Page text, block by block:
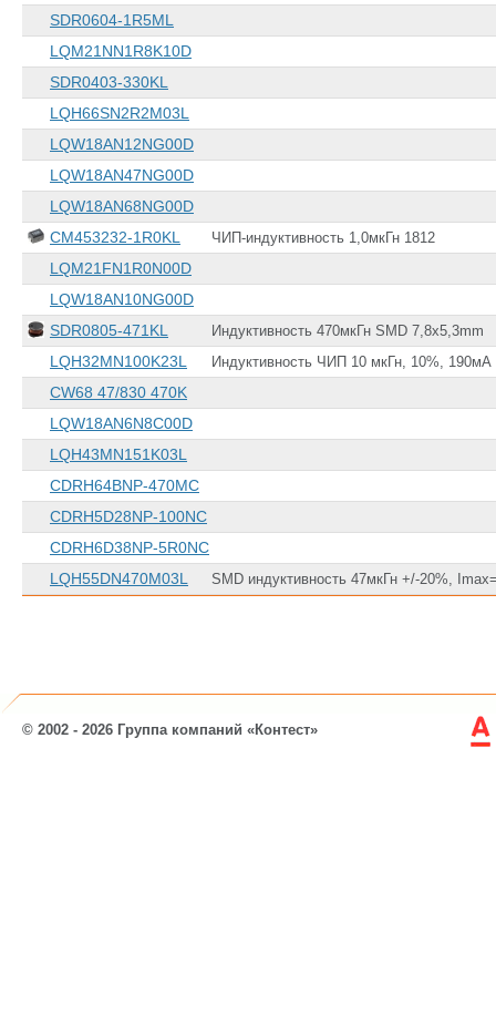
SDR0604-1R5ML
LQM21NN1R8K10D
SDR0403-330KL
LQH66SN2R2M03L
LQW18AN12NG00D
LQW18AN47NG00D
LQW18AN68NG00D
CM453232-1R0KL
ЧИП-индуктивность 1,0мкГн 1812
LQM21FN1R0N00D
LQW18AN10NG00D
SDR0805-471KL
Индуктивность 470мкГн SMD 7,8x5,3mm
LQH32MN100K23L Индуктивность ЧИП 10 мкГн, 10%, 190мА
CW68 47/830 470K
LQW18AN6N8C00D
LQH43MN151K03L
CDRH64BNP-470MC
CDRH5D28NP-100NC
CDRH6D38NP-5R0NC
LQH55DN470M03L
SMD индуктивность 47мкГн +/-20%,
© 2002 - 2026 Группа компаний «Контест»